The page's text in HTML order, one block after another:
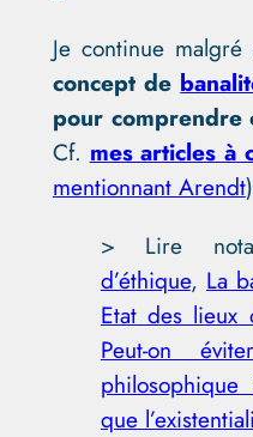
Je continue
concept de
pour comprendre
Cf. mes articles à
mentionnant Arendt
> Lire
d’éthique, La
Etat des lieux
Peut-on
philosophique
que